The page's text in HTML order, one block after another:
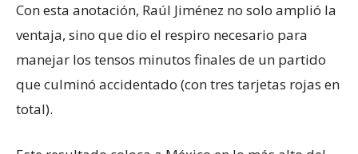
Con esta anotación, Raúl Jiménez no solo amplió la
ventaja, sino que dio el respiro necesario para
manejar los tensos minutos finales de un partido
que culminó accidentado (con tres tarjetas rojas en
total).